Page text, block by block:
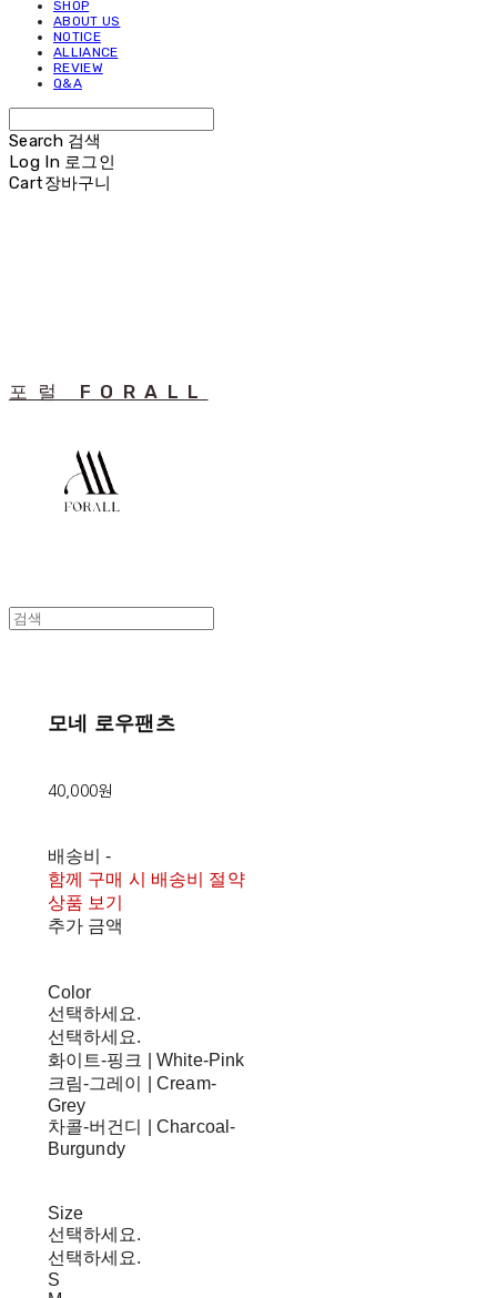
SHOP
ABOUT US
NOTICE
ALLIANCE
REVIEW
Q&A
Search 검색
Log In 로그인
Cart장바구니
포럴 FORALL
모네 로우팬츠
40,000원
배송비-
함께 구매 시 배송비 절약
상품 보기
추가 금액
Color
선택하세요.
선택하세요.
화이트-핑크 | White-Pink
크림-그레이 | Cream-
Grey
차콜-버건디 | Charcoal-
Burgundy
Size
선택하세요.
선택하세요.
S